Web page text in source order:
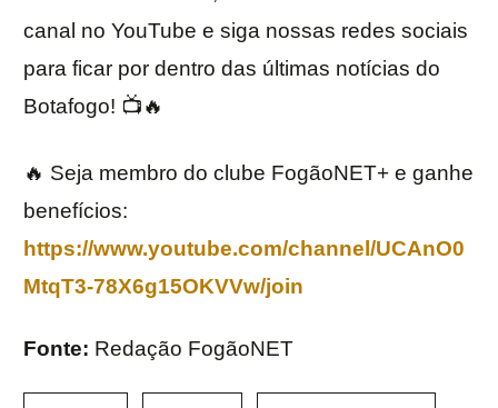
canal no YouTube e siga nossas redes sociais
para ficar por dentro das últimas notícias do
Botafogo! 📺🔥
🔥 Seja membro do clube FogãoNET+ e ganhe
benefícios:
https://www.youtube.com/channel/UCAnO0
MtqT3-78X6g15OKVVw/join
Fonte: Redação FogãoNET